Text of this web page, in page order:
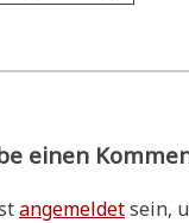
einen
angemeldetsein,